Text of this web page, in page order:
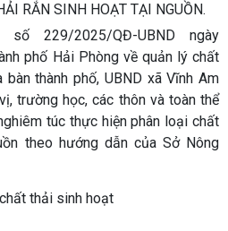
RẮN SINH HOẠT TẠI NGUỒN.
229/2025/QĐ-UBND ngày
phố Hải Phòng về quản lý chất
thành phố, UBND xã Vĩnh Am
trường học, các thôn và toàn thể
túc thực hiện phân loại chất
theo hướng dẫn của Sở Nông
thải sinh hoạt